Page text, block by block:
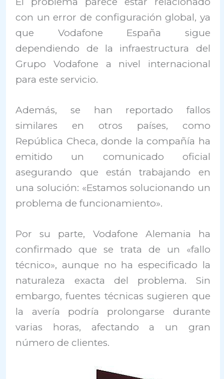
con un error de configuración global, ya
que Vodafone España sigue
dependiendo de la infraestructura del
Grupo Vodafone a nivel internacional
para este servicio.
Además, se han reportado fallos
similares en otros países, como
República Checa, donde la compañía ha
emitido un comunicado oficial
asegurando que están trabajando en
una solución: «Estamos solucionando un
problema de funcionamiento».
Por su parte, Vodafone Alemania ha
confirmado que se trata de un «fallo
técnico», aunque no ha especificado la
naturaleza exacta del problema. Sin
embargo, fuentes técnicas sugieren que
la avería podría prolongarse durante
varias horas, afectando a un gran
número de clientes.